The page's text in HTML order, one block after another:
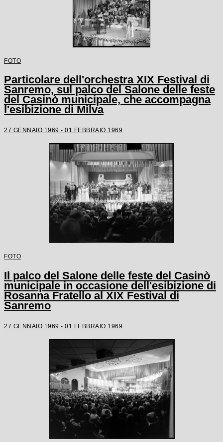
FOTO
Particolare dell'orchestra XIX Festival di
Sanremo, sul palco del Salone delle feste
del Casinò municipale, che accompagna
l'esibizione di Milva
27 GENNAIO 1969 - 01 FEBBRAIO 1969
FOTO
Il palco del Salone delle feste del Casinò
municipale in occasione dell'esibizione di
Rosanna Fratello al XIX Festival di
Sanremo
27 GENNAIO 1969 - 01 FEBBRAIO 1969